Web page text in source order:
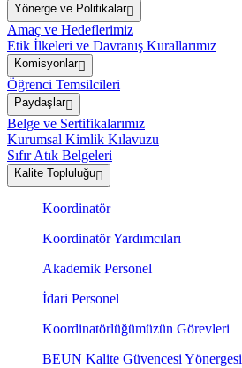
Yönerge ve Politikalar
Amaç ve Hedeflerimiz
Etik İlkeleri ve Davranış Kurallarımız
Komisyonlar
Öğrenci Temsilcileri
Paydaşlar
Belge ve Sertifikalarımız
Kurumsal Kimlik Kılavuzu
Sıfır Atık Belgeleri
Kalite Topluluğu
Koordinatör
Koordinatör Yardımcıları
Akademik Personel
İdari Personel
Koordinatörlüğümüzün Görevleri
BEUN Kalite Güvencesi Yönergesi